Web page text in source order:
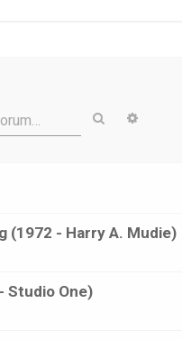
Rechercher
(1972 - Harry A. Mudie)
Studio One)